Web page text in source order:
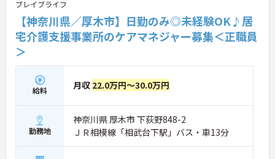
ブレイブライフ
【神奈川県／厚木市】日勤のみ◎未経験OK♪居
宅介護支援事業所のケアマネジャー募集＜正職員
＞
給料 月収 22.0万円～30.0万円
勤務地
神奈川県 厚木市 下荻野848-2
ＪＲ相模線「相武台下駅」バス・車13分